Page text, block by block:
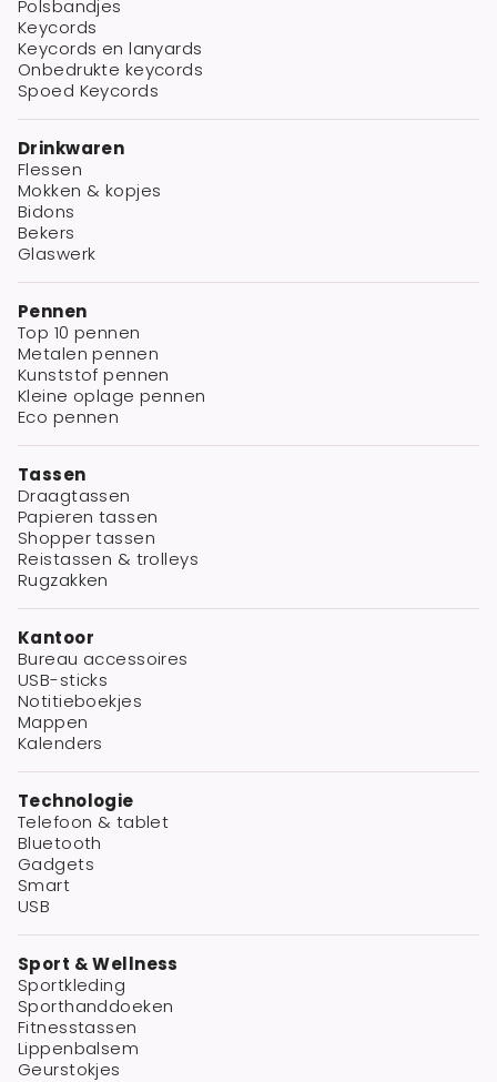
Polsbandjes
Keycords
Keycords en lanyards
Onbedrukte keycords
Spoed Keycords
Drinkwaren
Flessen
Mokken & kopjes
Bidons
Bekers
Glaswerk
Pennen
Top 10 pennen
Metalen pennen
Kunststof pennen
Kleine oplage pennen
Eco pennen
Tassen
Draagtassen
Papieren tassen
Shopper tassen
Reistassen & trolleys
Rugzakken
Kantoor
Bureau accessoires
USB-sticks
Notitieboekjes
Mappen
Kalenders
Technologie
Telefoon & tablet
Bluetooth
Gadgets
Smart
USB
Sport & Wellness
Sportkleding
Sporthanddoeken
Fitnesstassen
Lippenbalsem
Geurstokjes